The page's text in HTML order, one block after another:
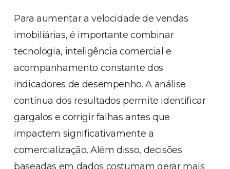
Para aumentar a velocidade de vendas
imobiliárias, é importante combinar
tecnologia, inteligência comercial e
acompanhamento constante dos
indicadores de desempenho. A análise
contínua dos resultados permite identificar
gargalos e corrigir falhas antes que
impactem significativamente a
comercialização. Além disso, decisões
baseadas em dados costumam gerar mais